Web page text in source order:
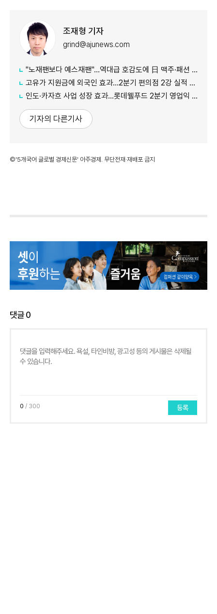
조재형 기자
grind@ajunews.com
"노재팬보다 예스재팬"…역대급 호감도에 日 맥주·패션 '날개'
고유가 지원금에 외국인 효과…2분기 편의점 2강 실적 날았다
인도·카자흐 사업 성장 효과…롯데웰푸드 2분기 영업익 89%↑
기자의 다른기사
©'5개국어 글로벌 경제신문' 아주경제. 무단전재·재배포 금지
댓글0
0 / 300 등록